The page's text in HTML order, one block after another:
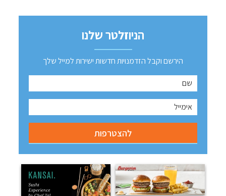
הניוזלטר שלנו
הירשם וקבל הזדמנויות חדשות ישירות למייל שלך